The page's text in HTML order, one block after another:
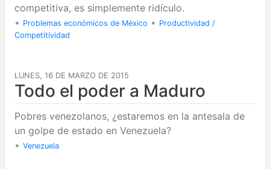
competitiva, es simplemente ridículo.
• Problemas económicos de México • Productividad /
Competitividad
LUNES, 16 DE MARZO DE 2015
Todo el poder a Maduro
Pobres venezolanos, ¿estaremos en la antesala de
un golpe de estado en Venezuela?
• Venezuela